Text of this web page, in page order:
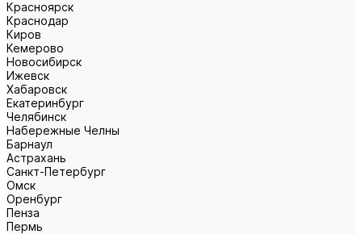
Красноярск
Краснодар
Киров
Кемерово
Новосибирск
Ижевск
Хабаровск
Екатеринбург
Челябинск
Набережные Челны
Барнаул
Астрахань
Санкт-Петербург
Омск
Оренбург
Пенза
Пермь